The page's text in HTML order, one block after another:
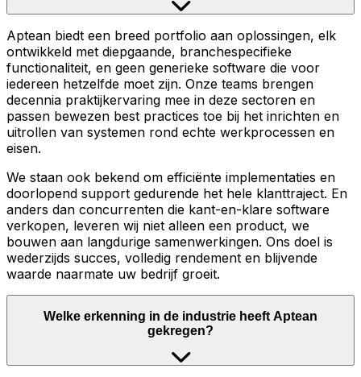
Aptean biedt een breed portfolio aan oplossingen, elk
ontwikkeld met diepgaande, branchespecifieke
functionaliteit, en geen generieke software die voor
iedereen hetzelfde moet zijn. Onze teams brengen
decennia praktijkervaring mee in deze sectoren en
passen bewezen best practices toe bij het inrichten en
uitrollen van systemen rond echte werkprocessen en
eisen.
We staan ook bekend om efficiënte implementaties en
doorlopend support gedurende het hele klanttraject. En
anders dan concurrenten die kant-en-klare software
verkopen, leveren wij niet alleen een product, we
bouwen aan langdurige samenwerkingen. Ons doel is
wederzijds succes, volledig rendement en blijvende
waarde naarmate uw bedrijf groeit.
Welke erkenning in de industrie heeft Aptean
gekregen?